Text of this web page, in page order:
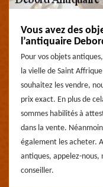
Vous avez des
l’antiquaire
Pour vos objets
la vielle de Saint
souhaitez les vendre,
prix exact. En plus de
sommes habilités à
dans la vente.
également les acheter.
antiques, appelez-nous,
conseiller.